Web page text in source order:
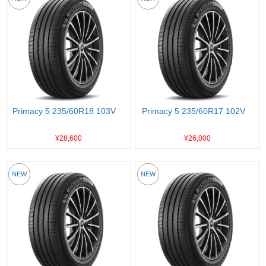
Primacy 5 235/60R18 103V
¥28,600
Primacy 5 235/60R17 102V
¥26,000
NEW NEW